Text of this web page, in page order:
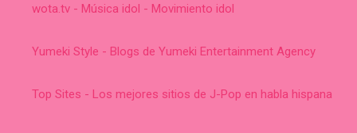
wota.tv - Música idol - Movimiento idol
Yumeki Style - Blogs de Yumeki Entertainment Agency
Top Sites - Los mejores sitios de J-Pop en habla hispana